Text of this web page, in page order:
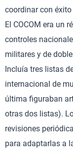
coordinar con
El COCOM era un
controles
militares y de
Incluía tres listas
internacional de
última figuraban
otras dos listas).
revisiones
para adaptarlas a